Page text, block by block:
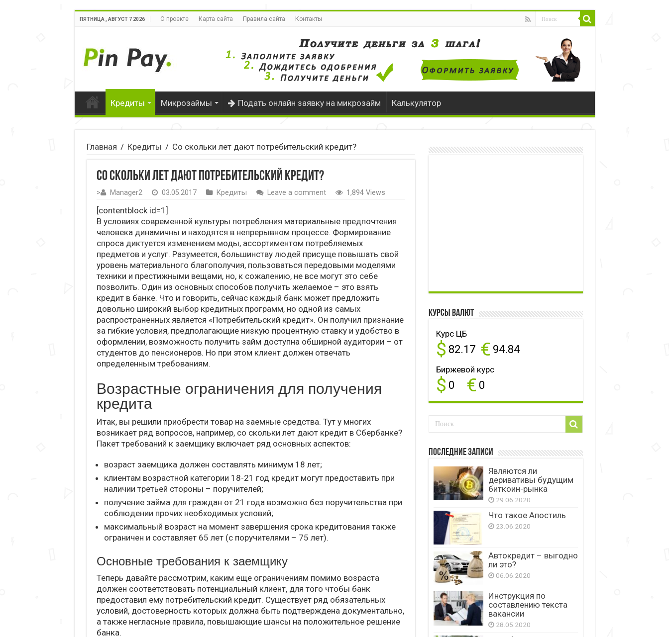
ПЯТНИЦА , АВГУСТ 7 2026 О проекте Карта сайта Правила сайта Контакты
Кредиты Микрозаймы Подать онлайн заявку на микрозайм Калькулятор
Главная / Кредиты / Со скольки лет дают потребительский кредит?
Со скольки лет дают потребительский кредит?
> Manager2 03.05.2017 Кредиты Leave a comment 1,894 Views
[contentblock id=1]
В условиях современной культуры потребления материальные предпочтения
человека динамичны и находятся в непрерывном процессе. Формирование
спроса диктуется изменением моды, ассортиментом потребляемых
предметов и услуг. Разумеется, большинству людей присуще повышать свой
уровень материального благополучия, пользоваться передовыми моделями
техники и престижными вещами, но, к сожалению, не все могут это себе
позволить. Один из основных способов получить желаемое – это взять
кредит в банке. Что и говорить, сейчас каждый банк может предложить
довольно широкий выбор кредитных программ, но одной из самых
распространенных является «Потребительский кредит». Он получил признание
за гибкие условия, предполагающие низкую процентную ставку и удобство в
оформлении, возможность получить займ доступна обширной аудитории – от
студентов до пенсионеров. Но при этом клиент должен отвечать
определенным требованиям.
Возрастные ограничения для получения
кредита
Итак, вы решили приобрести товар на заемные средства. Тут у многих
возникает ряд вопросов, например, со скольки лет дают кредит в Сбербанке?
Пакет требований к заемщику включает ряд основных аспектов:
возраст заемщика должен составлять минимум 18 лет;
клиентам возрастной категории 18-21 год кредит могут предоставить при
наличии третьей стороны – поручителей;
получение займа для граждан от 21 года возможно без поручительства при
соблюдении прочих необходимых условий;
максимальный возраст на момент завершения срока кредитования также
ограничен и составляет 65 лет (с поручителями – 75 лет).
Основные требования к заемщику
Теперь давайте рассмотрим, каким еще ограничениям помимо возраста
должен соответствовать потенциальный клиент, для того чтобы банк
предоставил ему потребительский кредит. Существует ряд обязательных
условий, достоверность которых должна быть подтверждена документально,
а также негласные правила, повышающие шансы на положительное решение
банка.
Курсы валют
Курс ЦБ
$ 82.17 € 94.84
Биржевой курс
$ 0 € 0
Последние записи
Являются ли
деривативы будущим
биткоин-рынка
29.06.2020
Что такое Апостиль
23.06.2020
Автокредит – выгодно
ли это?
06.06.2020
Инструкция по
составлению текста
вакансии
28.05.2020